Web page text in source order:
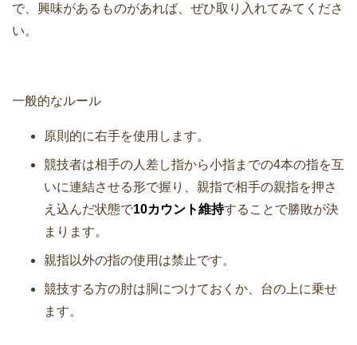
で、興味があるものがあれば、ぜひ取り入れてみてくださ
い。
一般的なルール
原則的に右手を使用します。
競技者は相手の人差し指から小指までの4本の指を互
いに連結させる形で握り、親指で相手の親指を押さ
え込んだ状態で10カウント維持することで勝敗が決
まります。
親指以外の指の使用は禁止です。
競技する方の肘は胴につけておくか、台の上に乗せ
ます。